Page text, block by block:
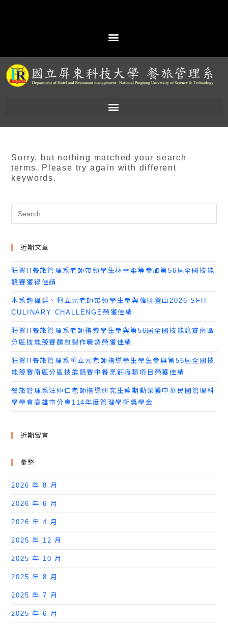
:::
Sorry, but nothing matched your search
terms. Please try again with different
keywords.
近期文章
狂賀!!餐旅管理系老師帶領學生林幸柔等參加第56屆全國技能
競賽獲得佳績
本系趙偉廷、柯立元老師帶領學生參與韓國釜山2026 SFH
CULINARY CHALLENGE榮獲佳績
狂賀!!餐旅管理系老師指導學生參與第56屆全國技能競賽南區
分區技能競賽麵包製作職類榮獲佳績
狂賀!!餐旅管理系柯立元老師指導學生學生參與第56屆全國技
能競賽南區分區技能競賽中餐烹飪職類項目榮獲佳績
餐旅管理系汪仲仁老師指導研究生蔡期勳榮獲中華民國管理科
學學會高雄市分會114年度管理學術獎學金
近期留言
彙整
2026 年 8 月
2026 年 6 月
2026 年 4 月
2025 年 12 月
2025 年 10 月
2025 年 8 月
2025 年 7 月
2025 年 6 月